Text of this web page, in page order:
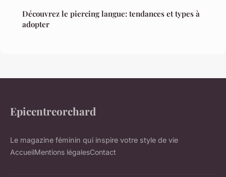
Découvrez le piercing langue: tendances et types à
adopter
Epicentreorchard
Le magazine féminin qui inspire votre style de vie
AccueilMentions légalesContact